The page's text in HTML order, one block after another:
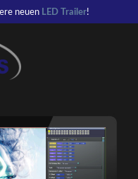
neuen LED Trailer!